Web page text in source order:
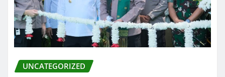
UNCATEGORIZED